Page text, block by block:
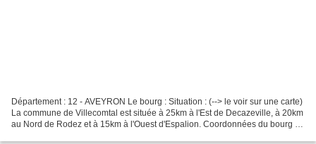
Département : 12 - AVEYRON Le bourg : Situation : (--> le voir sur une carte)
La commune de Villecomtal est située à 25km à l'Est de Decazeville, à 20km
au Nord de Rodez et à 15km à l'Ouest d'Espalion. Coordonnées du bourg :